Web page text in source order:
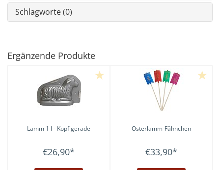
Schlagworte (0)
Ergänzende Produkte
Lamm 1 l - Kopf gerade
€26,90*
Osterlamm-Fähnchen
€33,90*